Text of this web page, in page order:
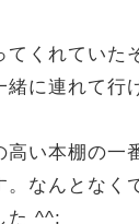
くれていた
に連れて行
高い本棚の一
なんとなく
た ^^;